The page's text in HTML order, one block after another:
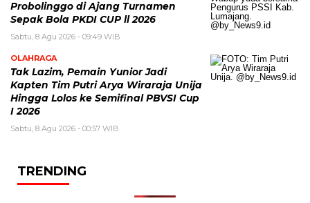
Probolinggo di Ajang Turnamen
Sepak Bola PKDI CUP ll 2026
Sabtu, 8 Agu 2026 - 09:49 WIB
OLAHRAGA
Tak Lazim, Pemain Yunior Jadi
Kapten Tim Putri Arya Wiraraja Unija
Hingga Lolos ke Semifinal PBVSI Cup
I 2026
Sabtu, 8 Agu 2026 - 00:57 WIB
TRENDING